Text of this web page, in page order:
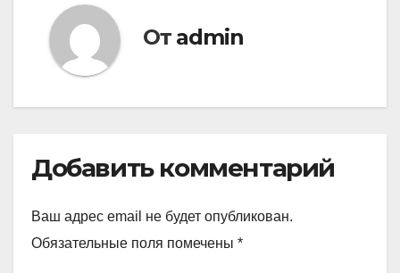
От admin
Добавить комментарий
Ваш адрес email не будет опубликован.
Обязательные поля помечены *